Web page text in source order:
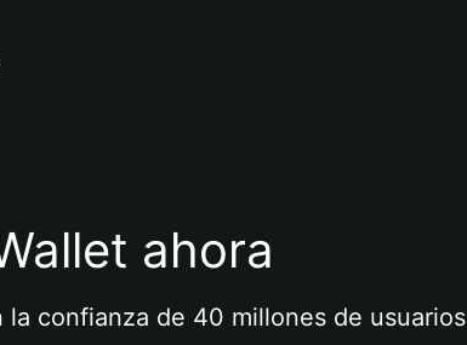
ahora
confianza de 40 millones de usuarios